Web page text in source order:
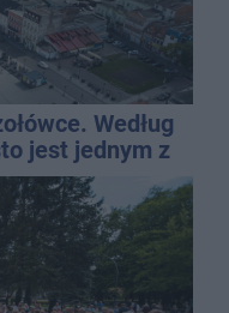
Według
jest jednym z
upały